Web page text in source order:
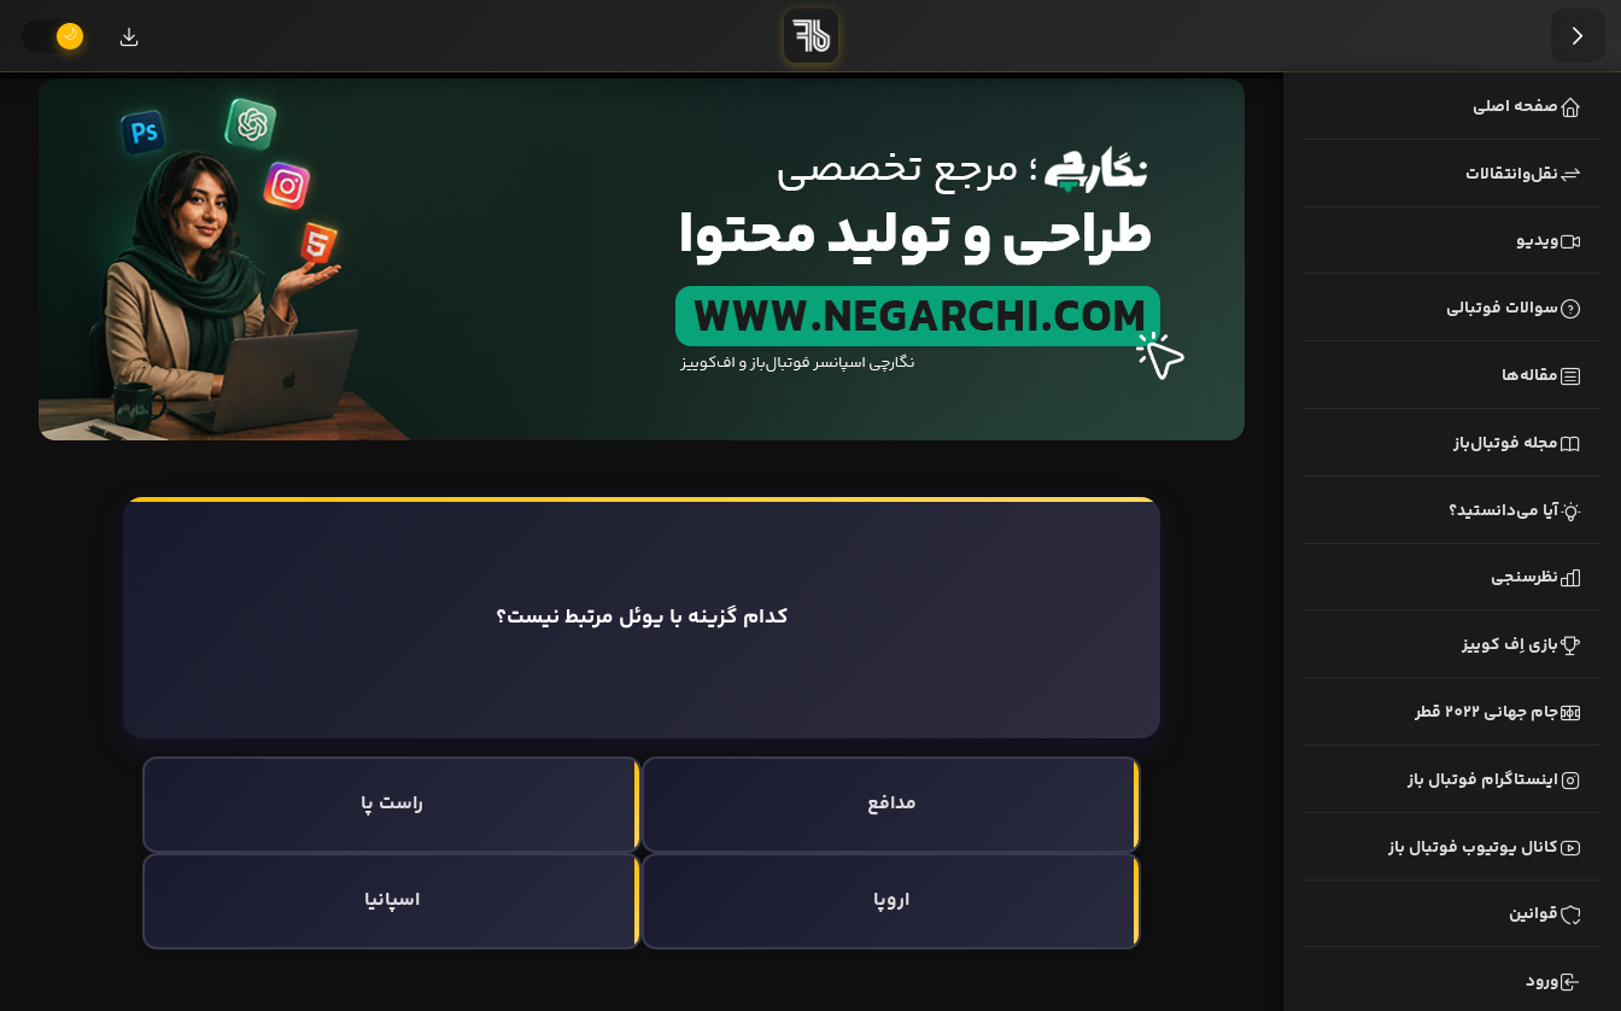
صفحه اصلی
نقل‌وانتقالات
ویدیو
سوالات فوتبالی
مقاله‌ها
مجله فوتبال‌باز
آیا می‌دانستید؟
نظرسنجی
بازی اِف کوییز
جام جهانی 2022 قطر
اینستاگرام فوتبال باز
کانال یوتیوب فوتبال باز
قوانین
ورود
کدام گزینه با یوئل مرتبط نیست؟
مدافع راست پا
اروپا اسپانیا